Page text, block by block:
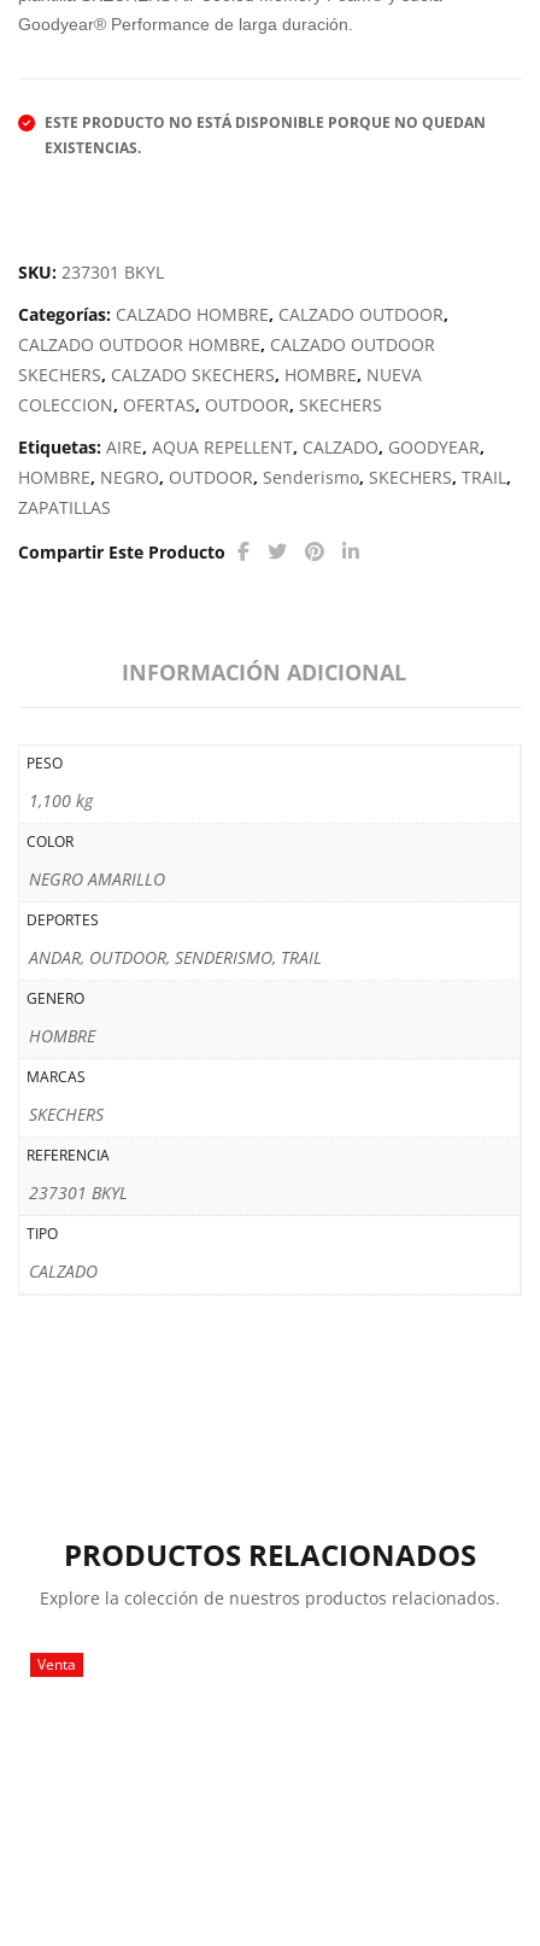
Goodyear® Performance de larga duración.
ESTE PRODUCTO NO ESTÁ DISPONIBLE PORQUE NO QUEDAN
EXISTENCIAS.
SKU: 237301 BKYL
Categorías: CALZADO HOMBRE, CALZADO OUTDOOR,
CALZADO OUTDOOR HOMBRE, CALZADO OUTDOOR
SKECHERS, CALZADO SKECHERS, HOMBRE, NUEVA
COLECCION, OFERTAS, OUTDOOR, SKECHERS
Etiquetas: AIRE, AQUA REPELLENT, CALZADO, GOODYEAR,
HOMBRE, NEGRO, OUTDOOR, Senderismo, SKECHERS, TRAIL,
ZAPATILLAS
Compartir Este Producto
INFORMACIÓN ADICIONAL
PESO
1,100 kg
COLOR
NEGRO AMARILLO
DEPORTES
ANDAR, OUTDOOR, SENDERISMO, TRAIL
GENERO
HOMBRE
MARCAS
SKECHERS
REFERENCIA
237301 BKYL
TIPO
CALZADO
PRODUCTOS RELACIONADOS
Explore la colección de nuestros productos relacionados.
Venta